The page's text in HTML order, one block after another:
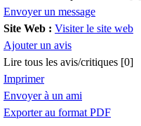
Envoyer un message
Site Web : Visiter le site web
Ajouter un avis
Lire tous les avis/critiques [0]
Imprimer
Envoyer à un ami
Exporter au format PDF